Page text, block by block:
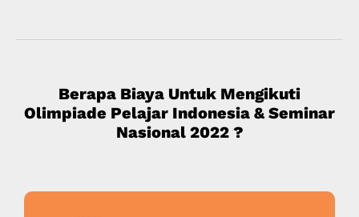
Berapa Biaya Untuk Mengikuti
Olimpiade Pelajar Indonesia & Seminar
Nasional 2022 ?